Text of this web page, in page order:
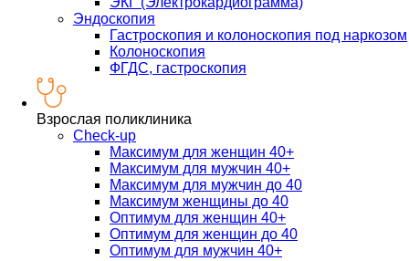
Эндоскопия
Гастроскопия и колоноскопия под наркозом
Колоноскопия
ФГДС, гастроскопия
Взрослая поликлиника
Check-up
Максимум для женщин 40+
Максимум для мужчин 40+
Максимум для мужчин до 40
Максимум женщины до 40
Оптимум для женщин 40+
Оптимум для женщин до 40
Оптимум для мужчин 40+